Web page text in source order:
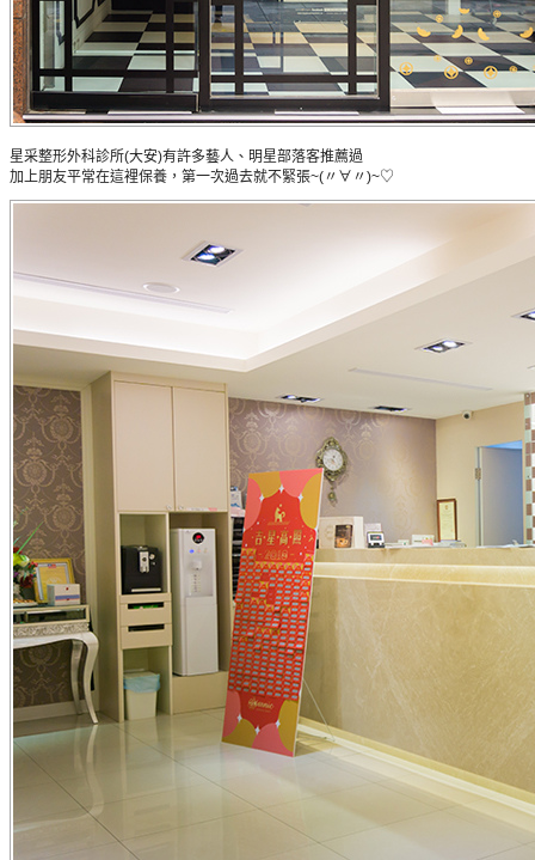
星采整形外科診所(大安)有許多藝人、明星部落客推薦過
加上朋友平常在這裡保養，第一次過去就不緊張~(〃∀〃)~♡